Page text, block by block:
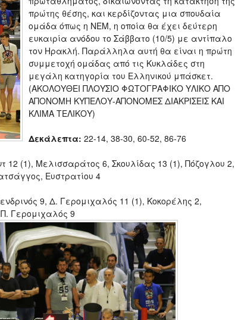
πρώτης θέσης, και κερδίζοντας μια σπουδαία
ομάδα όπως η ΝΕΜ, η οποία θα έχει δεύτερη
ευκαιρία ανόδου το Σάββατο (10/5) με αντίπαλο
τον Ηρακλή. Παράλληλα αυτή θα είναι η πρώτη
συμμετοχή ομάδας από τις Κυκλάδες στη
μεγάλη κατηγορία του Ελληνικού μπάσκετ.
(ΑΚΟΛΟΥΘΕΙ ΠΛΟΥΣΙΟ ΦΩΤΟΓΡΑΦΙΚΟ ΥΛΙΚΟ ΑΠΟ
ΑΠΟΝΟΜΗ ΚΥΠΕΛΟΥ-ΑΠΟΝΟΜΕΣ ΔΙΑΚΡΙΣΕΙΣ ΚΑΙ
ΚΛΙΜΑ ΤΕΛΙΚΟΥ)
Δεκάλεπτα: 22-14, 38-30, 60-52, 86-76
(1), Μελισσαράτος 6, Σκουλίδας 13 (1), Πόζογλου 2,
Ευστρατίου 4
9, Δ. Γερομιχαλός 11 (1), Κοκορέλης 2,
Γερομιχαλός 9